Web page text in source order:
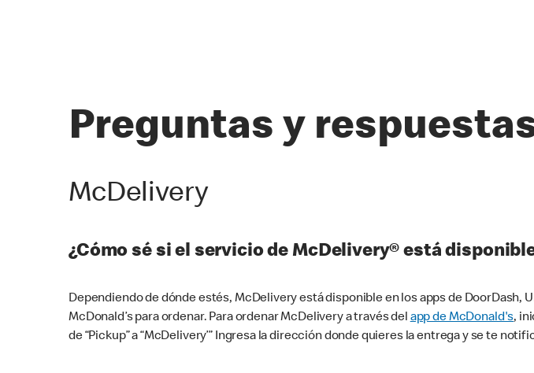
Preguntas y
McDelivery
¿Cómo sé si el servicio de McDelivery® está
Dependiendo de dónde estés, McDelivery está disponible en los apps de DoorDash,
McDonald’s para ordenar. Para ordenar McDelivery a través del app de McDonald's,
de “Pickup” a “McDelivery’” Ingresa la dirección donde quieres la entrega y se te